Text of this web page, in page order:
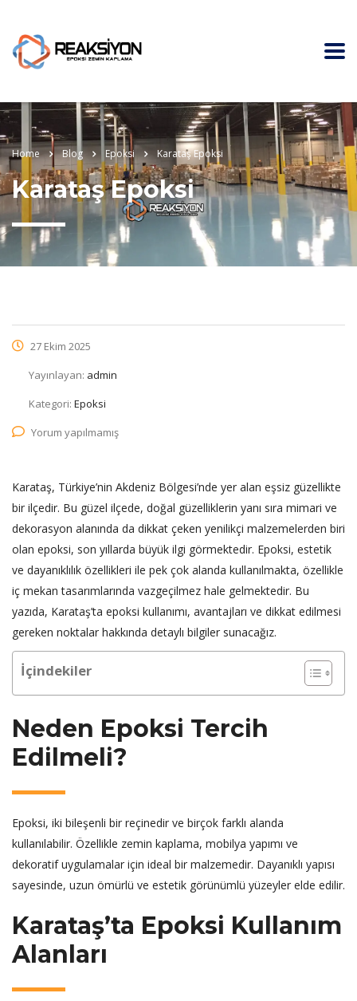
Home Blog Epoksi Karataş Epoksi
Karataş Epoksi
27 Ekim 2025
Yayınlayan: admin
Kategori: Epoksi
Yorum yapılmamış
Karataş, Türkiye’nin Akdeniz Bölgesi’nde yer alan eşsiz güzellikte
bir ilçedir. Bu güzel ilçede, doğal güzelliklerin yanı sıra mimari ve
dekorasyon alanında da dikkat çeken yenilikçi malzemelerden biri
olan epoksi, son yıllarda büyük ilgi görmektedir. Epoksi, estetik
ve dayanıklılık özellikleri ile pek çok alanda kullanılmakta, özellikle
iç mekan tasarımlarında vazgeçilmez hale gelmektedir. Bu
yazıda, Karataş’ta epoksi kullanımı, avantajları ve dikkat edilmesi
gereken noktalar hakkında detaylı bilgiler sunacağız.
İçindekiler
Neden Epoksi Tercih
Edilmeli?
Epoksi, iki bileşenli bir reçinedir ve birçok farklı alanda
kullanılabilir. Özellikle zemin kaplama, mobilya yapımı ve
dekoratif uygulamalar için ideal bir malzemedir. Dayanıklı yapısı
sayesinde, uzun ömürlü ve estetik görünümlü yüzeyler elde edilir.
Karataş’ta Epoksi Kullanım
Alanları